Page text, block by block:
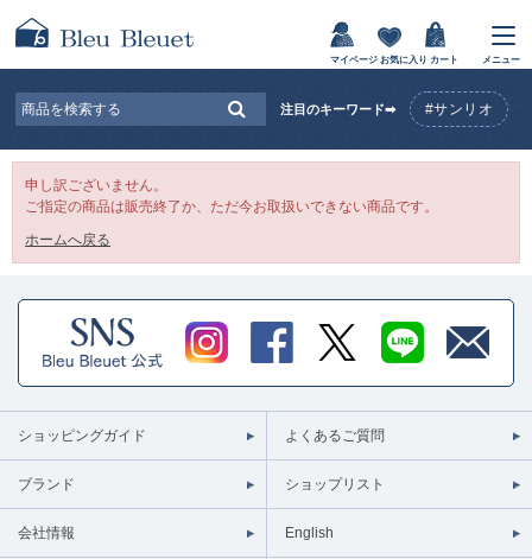
マイページ お気に入り カート メニュー
注目のキーワード➡ #サンリオ
申し訳ございません。
ご指定の商品は販売終了か、ただ今お取扱いできない商品です。
ホームへ戻る
ショッピングガイド よくあるご質問
ブランド ショップリスト
会社情報 English